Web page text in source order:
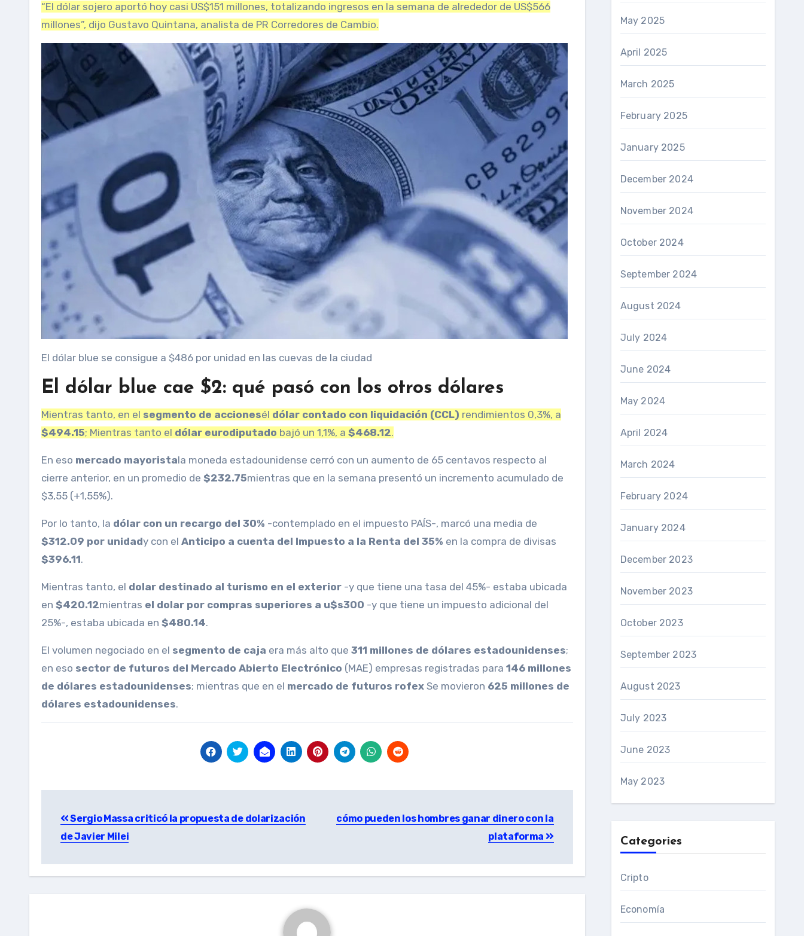
“El dólar sojero aportó hoy casi US$151 millones, totalizando ingresos en la semana de alrededor de US$566
millones”, dijo Gustavo Quintana, analista de PR Corredores de Cambio.
El dólar blue se consigue a $486 por unidad en las cuevas de la ciudad
El dólar blue cae $2: qué pasó con los otros dólares
Mientras tanto, en el segmento de accionesél dólar contado con liquidación (CCL) rendimientos 0,3%, a
$494.15; Mientras tanto el dólar eurodiputado bajó un 1,1%, a $468.12.
En eso mercado mayoristala moneda estadounidense cerró con un aumento de 65 centavos respecto al
cierre anterior, en un promedio de $232.75mientras que en la semana presentó un incremento acumulado de
$3,55 (+1,55%).
Por lo tanto, la dólar con un recargo del 30% -contemplado en el impuesto PAÍS-, marcó una media de
$312.09 por unidady con el Anticipo a cuenta del Impuesto a la Renta del 35% en la compra de divisas
$396.11.
Mientras tanto, el dolar destinado al turismo en el exterior -y que tiene una tasa del 45%- estaba ubicada
en $420.12mientras el dolar por compras superiores a u$s300 -y que tiene un impuesto adicional del
25%-, estaba ubicada en $480.14.
El volumen negociado en el segmento de caja era más alto que 311 millones de dólares estadounidenses;
en eso sector de futuros del Mercado Abierto Electrónico (MAE) empresas registradas para 146 millones
de dólares estadounidenses; mientras que en el mercado de futuros rofex Se movieron 625 millones de
dólares estadounidenses.
navigation
Sergio Massa criticó la propuesta de dolarización
de Javier Milei
cómo pueden los hombres ganar dinero con la
plataforma
May 2025
April 2025
March 2025
February 2025
January 2025
December 2024
November 2024
October 2024
September 2024
August 2024
July 2024
June 2024
May 2024
April 2024
March 2024
February 2024
January 2024
December 2023
November 2023
October 2023
September 2023
August 2023
July 2023
June 2023
May 2023
Categories
Cripto
Economía